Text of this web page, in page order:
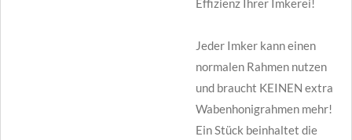
Effizienz Ihrer Imkerei!
Jeder Imker kann einen
normalen Rahmen nutzen
und braucht KEINEN extra
Wabenhonigrahmen mehr!
Ein Stück beinhaltet die